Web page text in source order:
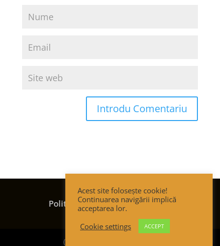
Termeni și condiții
Politica de confidențialitate
Politica de cookies
(c) Strategic Thinking Group
Acest site folosește cookie!
Continuarea navigării implică
acceptarea lor.
Cookie settings
ACCEPT